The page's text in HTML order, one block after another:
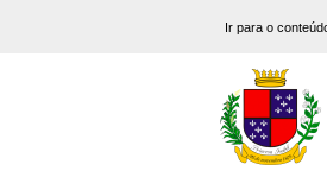
Ir para o